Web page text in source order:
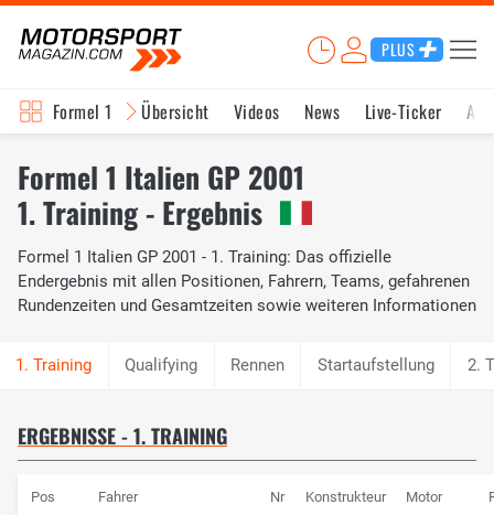
PLUS
Formel 1 Übersicht Videos News Live-Ticker
Formel 1 Italien GP 2001
1. Training - Ergebnis
Formel 1 Italien GP 2001 - 1. Training: Das offizielle
Endergebnis mit allen Positionen, Fahrern, Teams, gefahrenen
Rundenzeiten und Gesamtzeiten sowie weiteren Informationen
Qualifying Rennen Startaufstellung 2.
ERGEBNISSE - 1. TRAINING
Pos Fahrer Nr Konstrukteur Motor